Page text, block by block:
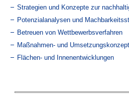
Strategien und Konzepte zur
Potenzialanalysen und
Betreuen von Wettbewerbsverfahren
Maßnahmen- und
Flächen- und Innenentwicklungen